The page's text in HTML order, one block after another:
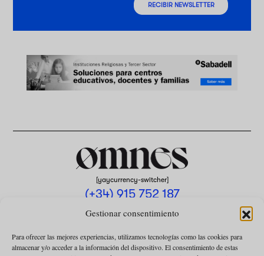
Gestionar consentimiento
Para ofrecer las mejores experiencias, utilizamos tecnologías como las cookies para
almacenar y/o acceder a la información del dispositivo. El consentimiento de estas
RECIBIR NEWSLETTER
[yaycurrency-switcher]
(+34) 915 752 187
omnes@omnesmag.com